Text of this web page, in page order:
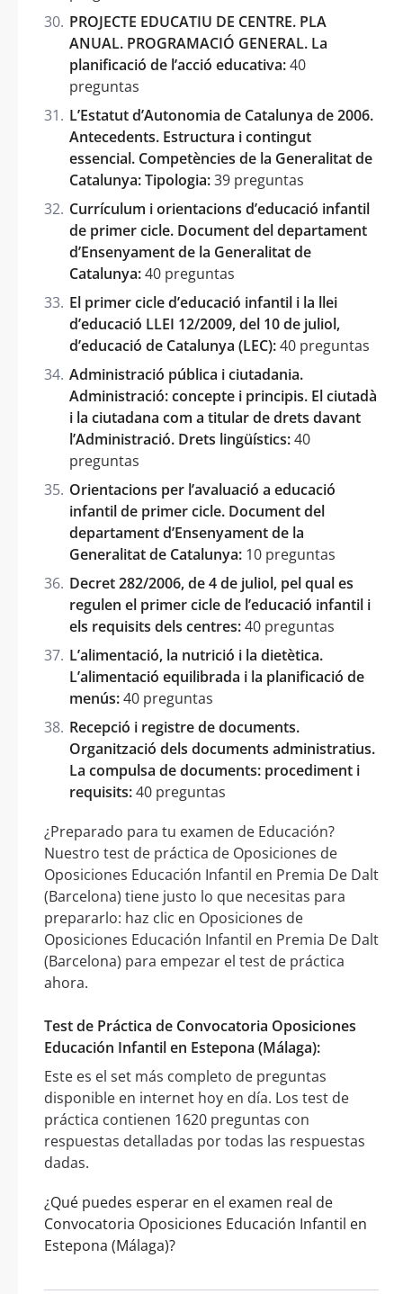
PROJECTE EDUCATIU DE CENTRE. PLA
ANUAL. PROGRAMACIÓ GENERAL. La
planificació de l’acció educativa:40
preguntas
L’Estatut d’Autonomia de Catalunya de 2006.
Antecedents. Estructura i contingut
essencial. Competències de la Generalitat de
Catalunya: Tipologia:39 preguntas
Currículum i orientacions d’educació infantil
de primer cicle. Document del departament
d’Ensenyament de la Generalitat de
Catalunya:40 preguntas
El primer cicle d’educació infantil i la llei
d’educació LLEI 12/2009, del 10 de juliol,
d’educació de Catalunya (LEC):40 preguntas
Administració pública i ciutadania.
Administració: concepte i principis. El ciutadà
i la ciutadana com a titular de drets davant
l’Administració. Drets lingüístics:40
preguntas
Orientacions per l’avaluació a educació
infantil de primer cicle. Document del
departament d’Ensenyament de la
Generalitat de Catalunya: 10 preguntas
Decret 282/2006, de 4 de juliol, pel qual es
regulen el primer cicle de l’educació infantil i
els requisits dels centres:40 preguntas
L’alimentació, la nutrició i la dietètica.
L’alimentació equilibrada i la planificació de
menús:40 preguntas
Recepció i registre de documents.
Organització dels documents administratius.
La compulsa de documents: procediment i
requisits:40 preguntas
¿Preparado para tu examen de Educación?
Nuestro test de práctica de Oposiciones de
Oposiciones Educación Infantil en Premia De Dalt
(Barcelona) tiene justo lo que necesitas para
prepararlo: haz clic en Oposiciones de
Oposiciones Educación Infantil en Premia De Dalt
(Barcelona) para empezar el test de práctica
ahora.
Test de Práctica de Convocatoria Oposiciones
Educación Infantil en Estepona (Málaga):
Este es el set más completo de preguntas
disponible en internet hoy en día. Los test de
práctica contienen 1620 preguntas con
respuestas detalladas por todas las respuestas
dadas.
¿Qué puedes esperar en el examen real de
Convocatoria Oposiciones Educación Infantil en
Estepona (Málaga)?